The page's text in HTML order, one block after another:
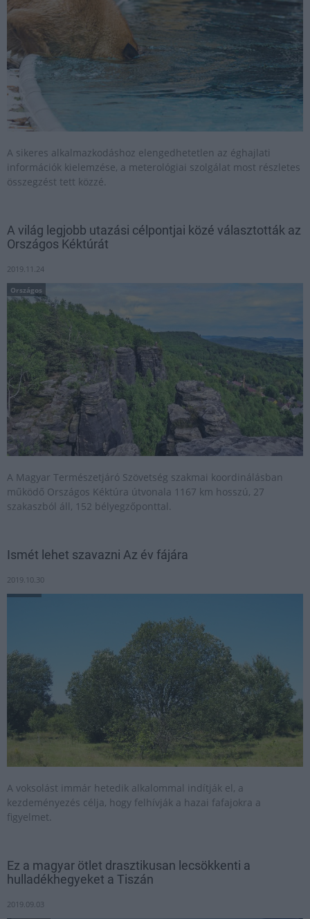
A sikeres alkalmazkodáshoz elengedhetetlen az éghajlati
információk kielemzése, a meterológiai szolgálat most részletes
összegzést tett közzé.
A világ legjobb utazási célpontjai közé választották az
Országos Kéktúrát
2019.11.24
Országos
A Magyar Természetjáró Szövetség szakmai koordinálásban
működő Országos Kéktúra útvonala 1167 km hosszú, 27
szakaszból áll, 152 bélyegzőponttal.
Ismét lehet szavazni Az év fájára
2019.10.30
A voksolást immár hetedik alkalommal indítják el, a
kezdeményezés célja, hogy felhívják a hazai fafajokra a
figyelmet.
Ez a magyar ötlet drasztikusan lecsökkenti a
hulladékhegyeket a Tiszán
2019.09.03